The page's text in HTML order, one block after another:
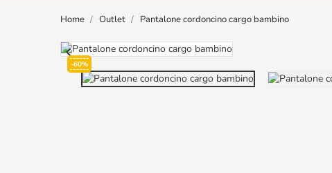
Home Outlet Pantalone cordoncino cargo bambino
-60%
